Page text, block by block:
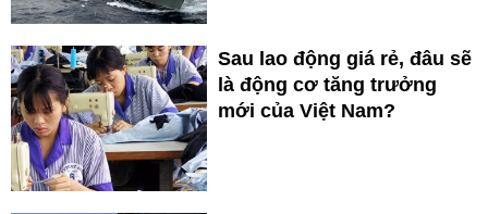
Sau lao động giá rẻ, đâu sẽ
là động cơ tăng trưởng
mới của Việt Nam?